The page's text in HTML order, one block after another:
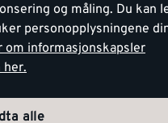
og måling. Du kan
personopplysningene
om informasjonskapsler
her.
alle